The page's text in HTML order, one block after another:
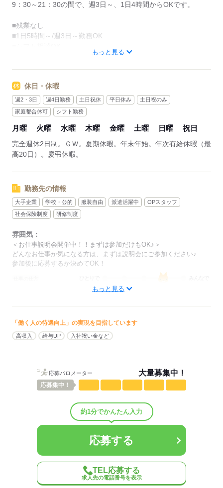
応募する
9：30～21：30の間で、週3日～、1日4時間からOKです。
■残業なし
■1日5時間～/週3日～勤務OK
もっと見る
休日・休暇
週2・3日 週4日勤務 土日祝休 平日休み
土日祝のみ
家庭都合休可
シフト勤務
月曜 火曜 水曜 木曜 金曜 土曜 日曜 祝日
完全週休2日制。ＧＷ。夏期休暇。年末年始。年次有給休暇（最
高20日）。慶弔休暇。
勤務先の情報
大手企業 学校・公的 服装自由 派遣活躍中
OPスタッフ
社会保険制度
研修制度
雰囲気：
＜お仕事説明会開催中！！まずは参加だけもOK♪＞
どんなお仕事か気になる方は、まずは説明会にご参加ください♪
参加後に応募するか決めてOK！
ご自身のこれまでの経験やスキルを活かせるお仕事です！！
人数60人
どんなお仕事か気になる方は、まずは説明会にご参加ください♪
参加後に応募するか決めてOK！
応募する
もっと見る
「働く人の待遇向上」の実現を目指しています
高収入 給与UP 入社祝い金など
応募バロメーター 大量募集中！
応募集中！
約1分でかんたん入力
応募する
TEL応募する
求人先の電話番号を表示